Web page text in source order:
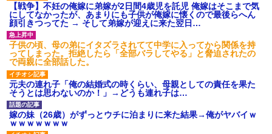
【戦争】不妊の俺嫁に弟嫁が2日間4歳児を託児 俺嫁はそこまで気
にしてなかったが、あまりにも子供が俺嫁に懐くので最後らへん
顔引きつってた → そして弟嫁が迎えに来た翌日…
子供の頃、母の弟にイタズラされてて中学に入ってから関係を持
ってしまった。拒絶したら「全部バラしてやる」と脅迫されたの
で両親に全部話した。
元夫の連れ子「俺の結婚式の時くらい、母親としての責任を果た
そうとは思わないのか！」→どうも連れ子は…
嫁の妹（26歳）がずっとウチに泊まりに来た結果→俺がヤバイｗ
ｗｗｗｗｗｗｗ